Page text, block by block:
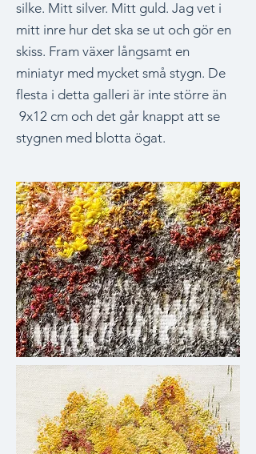
silke. Mitt silver. Mitt guld. Jag vet i
mitt inre hur det ska se ut och gör en
skiss. Fram växer långsamt en
miniatyr med mycket små stygn. De
flesta i detta galleri är inte större än
9x12 cm och det går knappt att se
stygnen med blotta ögat.